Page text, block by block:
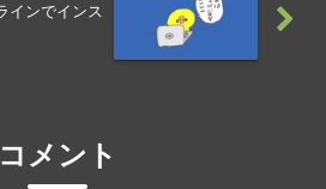
インでインス
コメント